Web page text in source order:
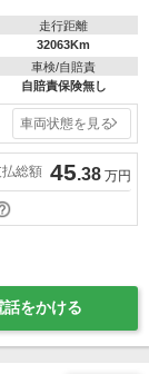
走行距離
32063Km
車検/自賠責
自賠責保険無し
車両状態を見る
総額 45.38 万円
話をかける